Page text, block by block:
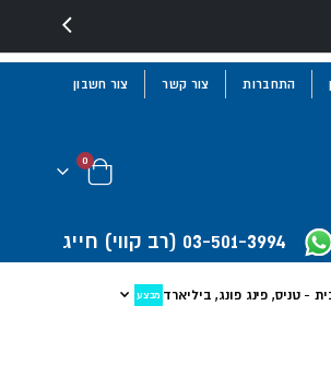
התחברות צור קשר צור חשבון
03-501-3994 (רב קווי) חייג
Cart
0פריטים
- טניס, פינג פונג, ביליארד מבצע